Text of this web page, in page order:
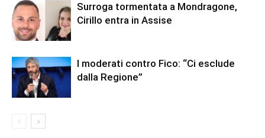
Surroga tormentata a Mondragone,
Cirillo entra in Assise
I moderati contro Fico: “Ci esclude
dalla Regione”